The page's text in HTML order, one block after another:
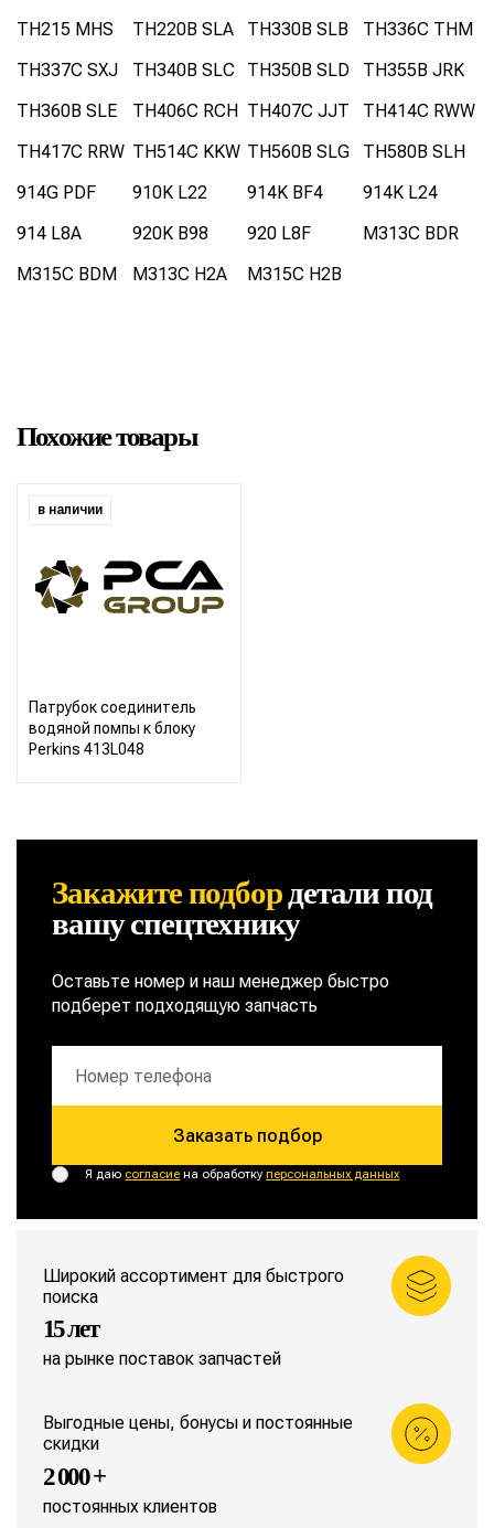
TH215 MHS
TH220B SLA TH330B SLB
TH336C THM
TH337C SXJ
TH340B SLC TH350B SLD
TH355B JRK
TH360B SLE
TH406C RCH TH407C JJT
TH414C RWW
TH417C RRW TH514C KKW TH560B SLG
TH580B SLH
914G PDF
910K L22 914K BF4
914K L24
914 L8A
920K B98 920 L8F
M313C BDR
M315C BDM
M313C H2A M315C H2B
Похожие товары
в наличии
Патрубок соединитель
водяной помпы к блоку
Perkins 413L048
Закажите подбордеталипод
вашу спецтехнику
Оставьте номер и наш менеджер быстро
подберет подходящую запчасть
Заказать подбор
Я даю согласие на обработкуперсональных данных
Широкий ассортимент для быстрого
поиска
15 лет
на рынке поставок запчастей
Выгодные цены, бонусы и постоянные
скидки
2 000 +
постоянных клиентов